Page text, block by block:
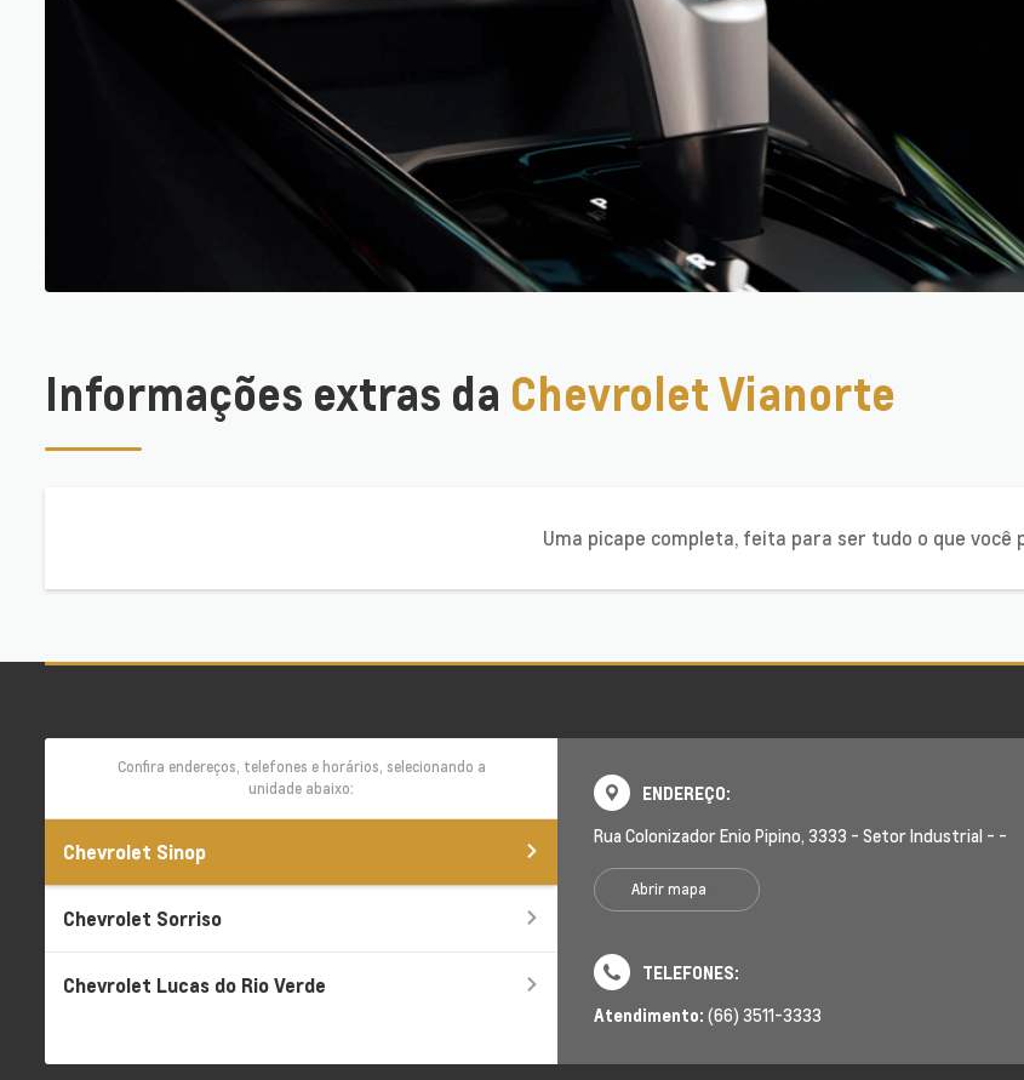
Informações extras da Chevrolet Vianorte
Uma picape completa, feita para ser tudo o que você
Confira endereços, telefones e horários, selecionando a
unidade abaixo:
Chevrolet Sinop
Chevrolet Sorriso
Chevrolet Lucas do Rio Verde
ENDEREÇO:
Rua Colonizador Enio Pipino, 3333 - Setor Industrial - -
Abrir mapa
TELEFONES:
Atendimento:(66) 3511-3333